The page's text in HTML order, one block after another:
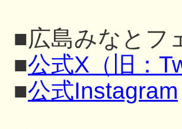
■広島みなとフ
■公式X（旧：
■公式Instagram